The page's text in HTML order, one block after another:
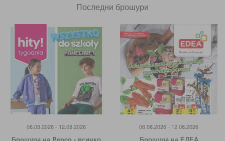
Последни брошури
06.08.2026 - 12.08.2026 06.08.2026 - 12.08.2026